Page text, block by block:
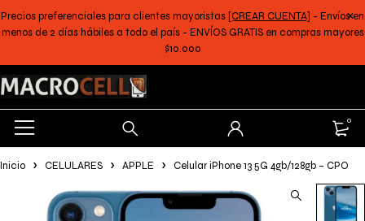
Precios preferenciales para clientes mayoristas [CREAR CUENTA] - Envíos en
menos de 2 días hábiles a todo el país - ENVÍOS GRATIS en compras mayores
$10.000
0
Inicio CELULARES APPLE Celular iPhone 13 5G 4gb/128gb – CPO